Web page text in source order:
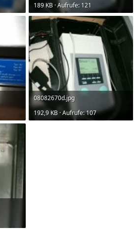
189 KB · Aufrufe: 121
08082670d.jpg
192,9 KB · Aufrufe: 107